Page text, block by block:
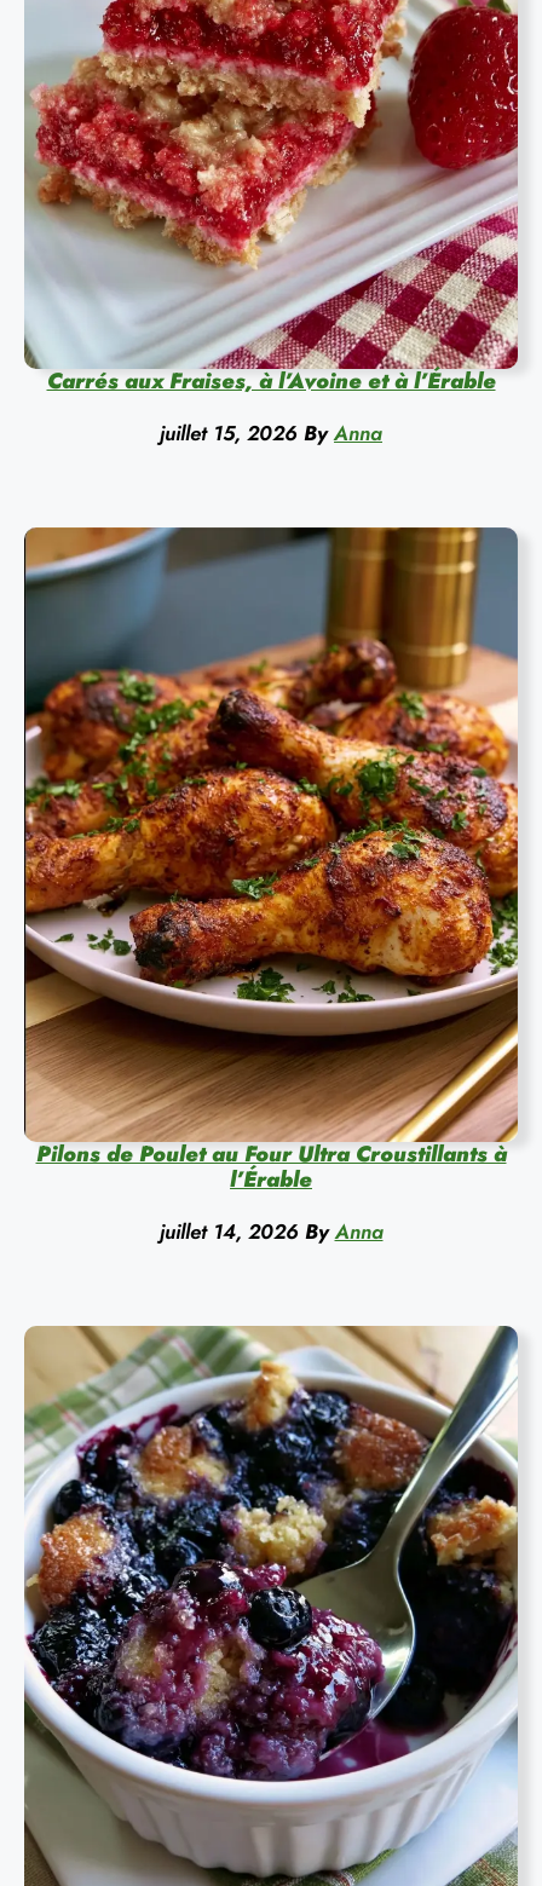
Carrés aux Fraises, à l’Avoine et à l’Érable
juillet 15, 2026 By Anna
Pilons de Poulet au Four Ultra Croustillants à
l’Érable
juillet 14, 2026 By Anna